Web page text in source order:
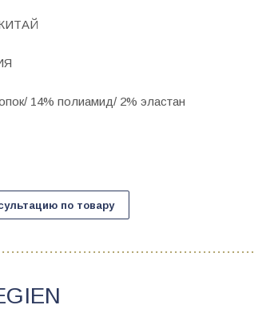
14% полиамид/ 2% эластан
по товару